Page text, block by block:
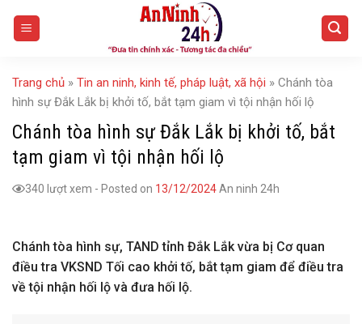
Trang chủ » Tin an ninh, kinh tế, pháp luật, xã hội » Chánh tòa
hình sự Đắk Lắk bị khởi tố, bắt tạm giam vì tội nhận hối lộ
Chánh tòa hình sự Đắk Lắk bị khởi tố, bắt
tạm giam vì tội nhận hối lộ
340 lượt xem - Posted on 13/12/2024An ninh 24h
Chánh tòa hình sự, TAND tỉnh Đắk Lắk vừa bị Cơ quan
điều tra VKSND Tối cao khởi tố, bắt tạm giam để điều tra
về tội nhận hối lộ và đưa hối lộ.